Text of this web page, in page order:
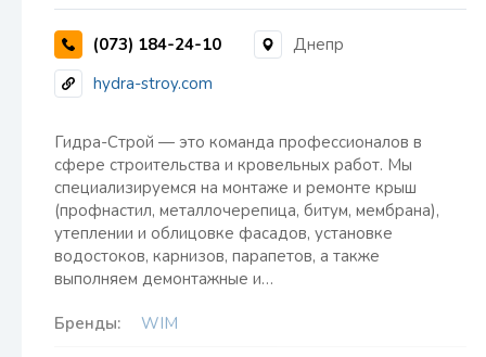
(073) 184-24-10
Днепр
hydra-stroy.com
Гидра-Строй — это команда профессионалов в
сфере строительства и кровельных работ. Мы
специализируемся на монтаже и ремонте крыш
(профнастил, металлочерепица, битум, мембрана),
утеплении и облицовке фасадов, установке
водостоков, карнизов, парапетов, а также
выполняем демонтажные и…
Бренды: WIM